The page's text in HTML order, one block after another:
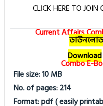
CLICK HERE TO JOIN
Current Affairs
Download
Combo E-
File size: 10 MB
No. of pages: 214
Format: pdf ( easily